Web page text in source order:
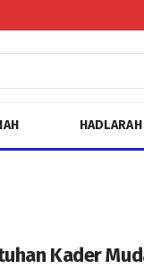
HADLARAH
Kader